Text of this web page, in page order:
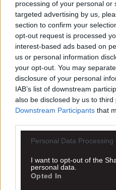
processing of your personal or
targeted advertising by us,
section to confirm your
opt-out request is processed
interest-based ads based on
us or personal information
your opt-out. You may
disclosure of your personal
IAB’s list of downstream
also be disclosed by us to third
Downstream Participants that
Personal Data Processing
I want to opt-out of the
personal data.
Opted In